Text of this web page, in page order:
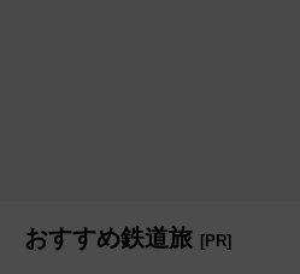
おすすめ鉄道旅 [PR]